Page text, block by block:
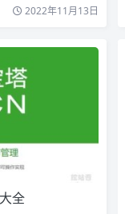
2022年11月13日
全